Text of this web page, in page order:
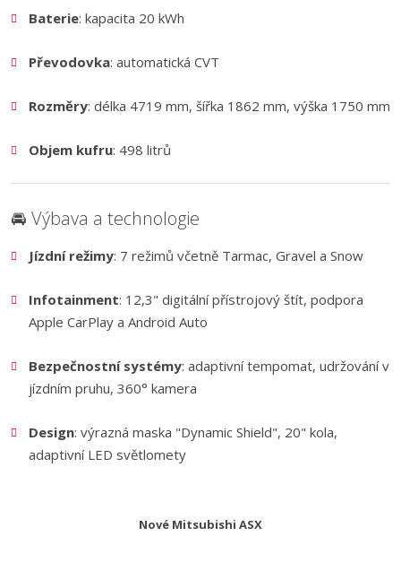
Baterie: kapacita 20 kWh
Převodovka: automatická CVT
Rozměry: délka 4719 mm, šířka 1862 mm, výška 1750 mm
Objem kufru: 498 litrů
🚘 Výbava a technologie
Jízdní režimy: 7 režimů včetně Tarmac, Gravel a Snow
Infotainment: 12,3" digitální přístrojový štít, podpora
Apple CarPlay a Android Auto
Bezpečnostní systémy: adaptivní tempomat, udržování v
jízdním pruhu, 360° kamera
Design: výrazná maska "Dynamic Shield", 20" kola,
adaptivní LED světlomety
Nové Mitsubishi ASX